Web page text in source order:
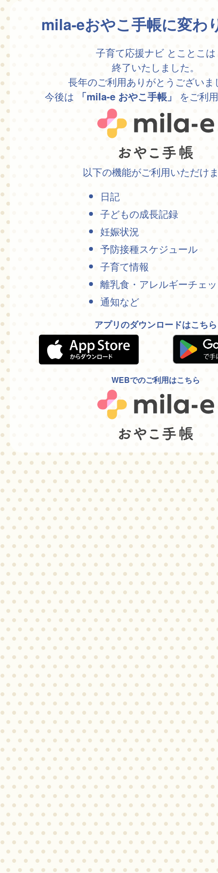
mila-eおやこ手帳に変わ
子育て応援ナビ とことこは
終了いたしました。
長年のご利用ありがとうございま
今後は
「mila-e おやこ手帳」 をご利
以下の機能がご利用いただけ
日記
子どもの成長記録
妊娠状況
予防接種スケジュール
子育て情報
離乳食・アレルギーチェ
通知など
アプリのダウンロードはこちら
WEBでのご利用はこちら